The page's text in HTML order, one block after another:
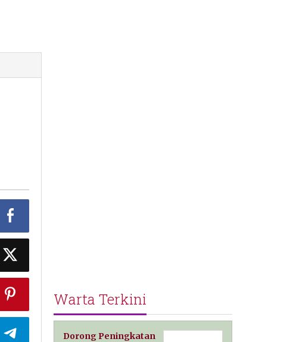
Warta Terkini
Dorong Peningkatan